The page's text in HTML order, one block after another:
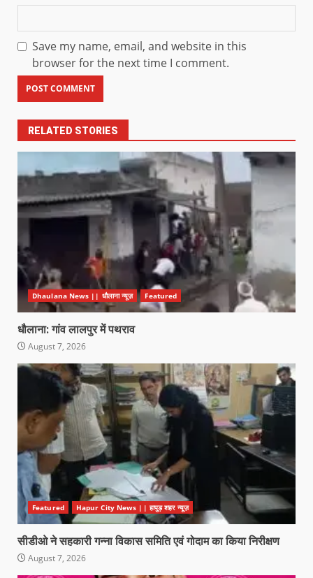
Save my name, email, and website in this
browser for the next time I comment.
RELATED STORIES
Dhaulana News || धौलाना न्यूज़ Featured
धौलाना: गांव लालपुर में पथराव
August 7, 2026
Featured Hapur City News || हापुड़ शहर न्यूज़
सीडीओ ने सहकारी गन्ना विकास समिति एवं गोदाम का किया निरीक्षण
August 7, 2026